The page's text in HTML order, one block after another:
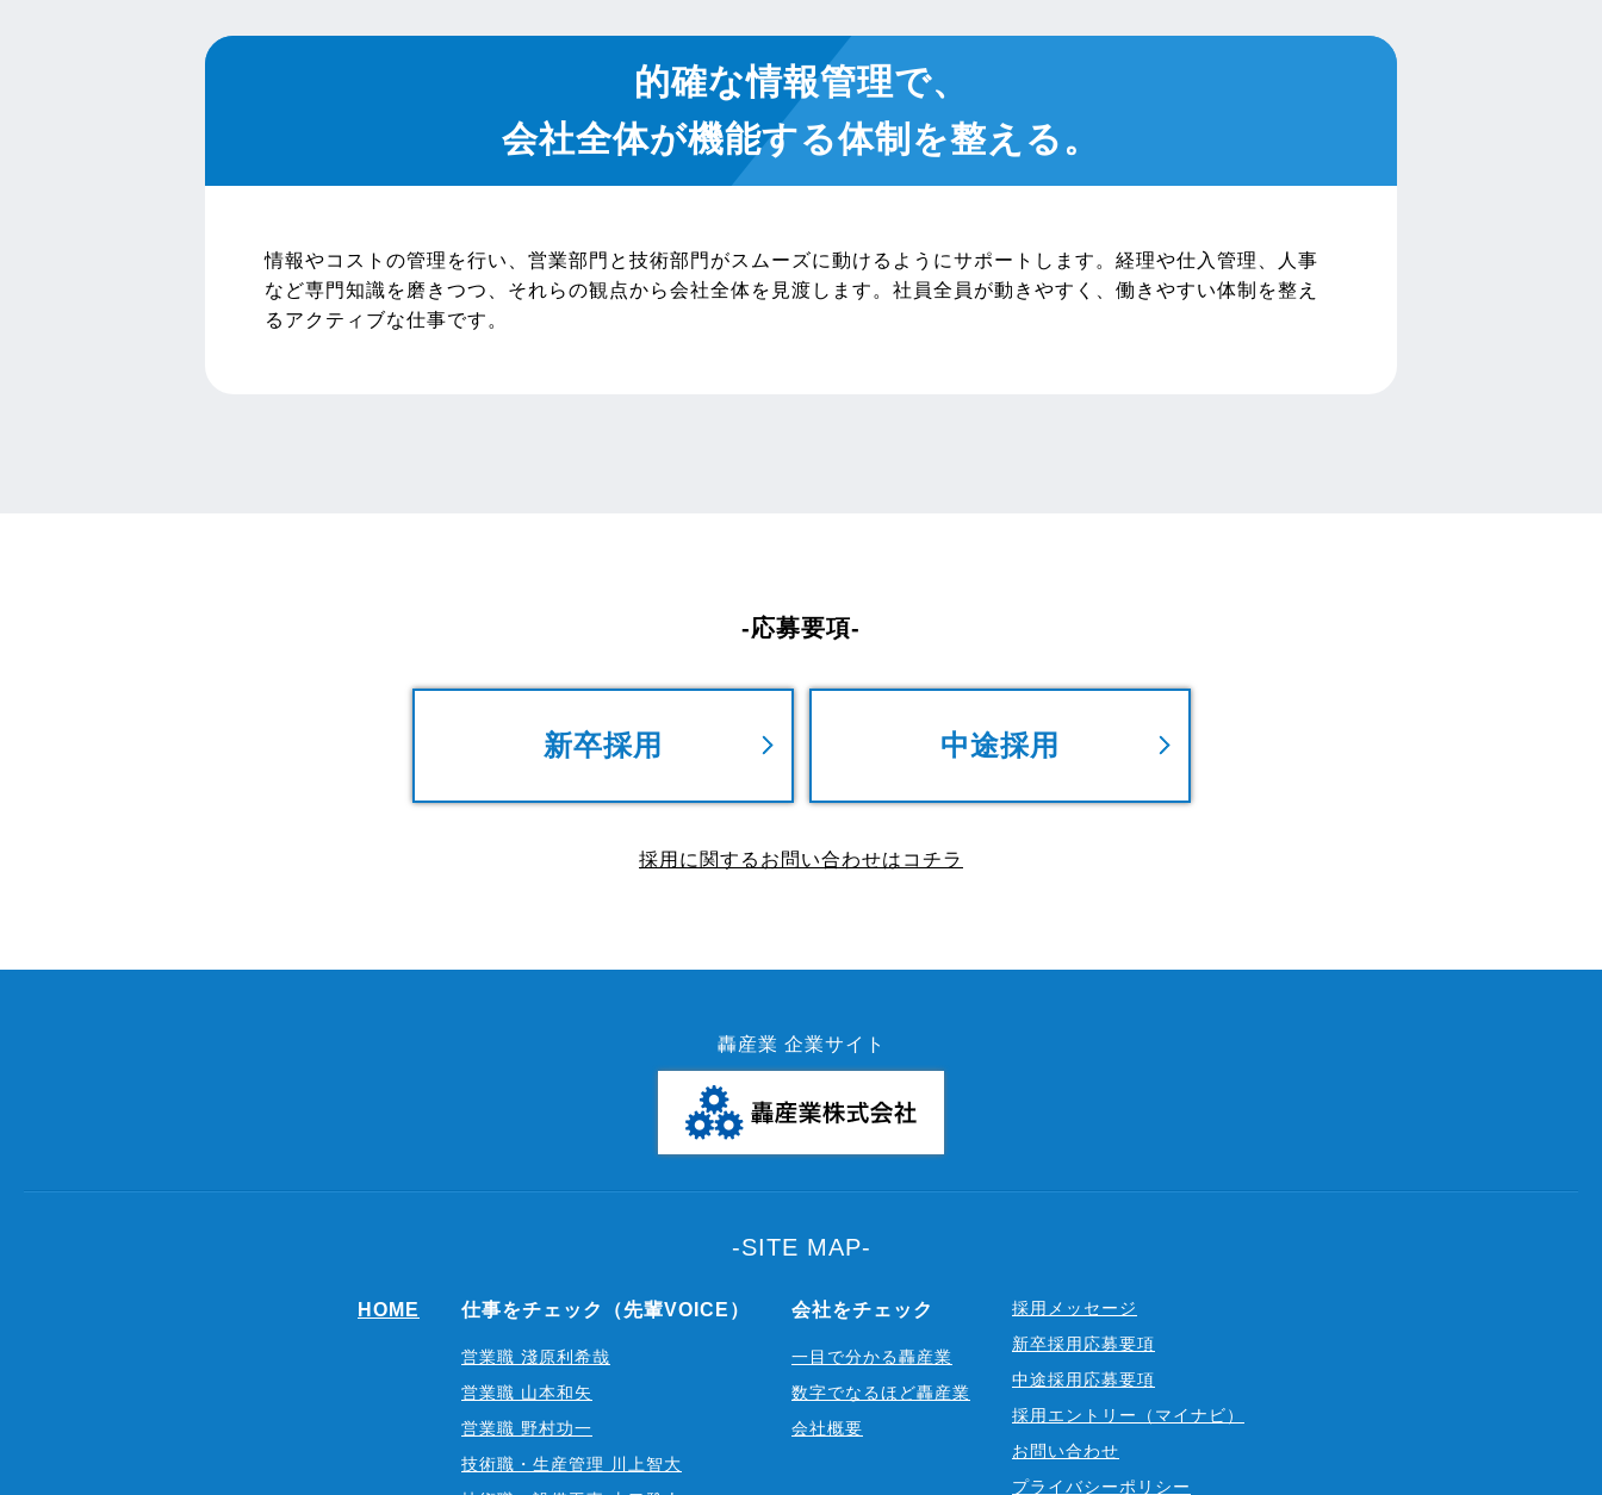
的確な情報管理で、
会社全体が機能する体制を整える。
情報やコストの管理を行い、営業部門と技術部門がスムーズに動けるようにサポートします。経理や仕入管理、人事
など専門知識を磨きつつ、それらの観点から会社全体を見渡します。社員全員が動きやすく、働きやすい体制を整え
るアクティブな仕事です。
-応募要項-
新卒採用 中途採用
採用に関するお問い合わせはコチラ
轟産業 企業サイト
-SITE MAP-
HOME 仕事をチェック（先輩VOICE）
営業職 淺原利希哉
営業職 山本和矢
営業職 野村功一
技術職・生産管理 川上智大
会社をチェック
一目で分かる轟産業
数字でなるほど轟産業
会社概要
採用メッセージ
新卒採用応募要項
中途採用応募要項
採用エントリー（マイナビ）
お問い合わせ
プライバシーポリシー